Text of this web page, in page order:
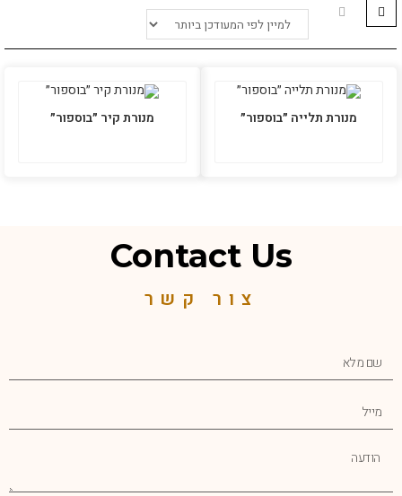
מנורת תלייה ״בוספור״ מנורת קיר ״בוספור״
Contact Us
צור קשר